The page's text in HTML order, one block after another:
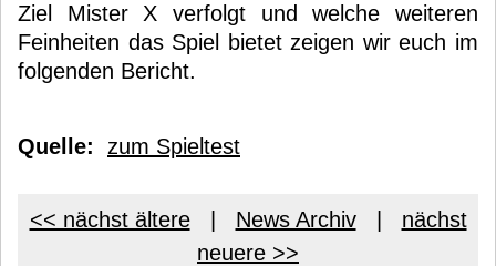
Ziel Mister X verfolgt und welche weiteren
Feinheiten das Spiel bietet zeigen wir euch im
folgenden Bericht.
Quelle: zum Spieltest
<< nächst ältere| News Archiv| nächst
neuere >>